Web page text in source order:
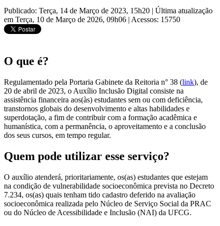
Publicado: Terça, 14 de Março de 2023, 15h20
Última atualização
em Terça, 10 de Março de 2026, 09h06 Acessos: 15750
O que é?
Regulamentado pela Portaria Gabinete da Reitoria n° 38 (link), de
20 de abril de 2023, o Auxílio Inclusão Digital consiste na
assistência financeira aos(às) estudantes sem ou com deficiência,
transtornos globais do desenvolvimento e altas habilidades e
superdotação, a fim de contribuir com a formação acadêmica e
humanística, com a permanência, o aproveitamento e a conclusão
dos seus cursos, em tempo regular.
Quem pode utilizar esse serviço?
O auxílio atenderá, prioritariamente, os(as) estudantes que estejam
na condição de vulnerabilidade socioeconômica prevista no Decreto
7.234, os(as) quais tenham tido cadastro deferido na avaliação
socioeconômica realizada pelo Núcleo de Serviço Social da PRAC
ou do Núcleo de Acessibilidade e Inclusão (NAI) da UFCG.